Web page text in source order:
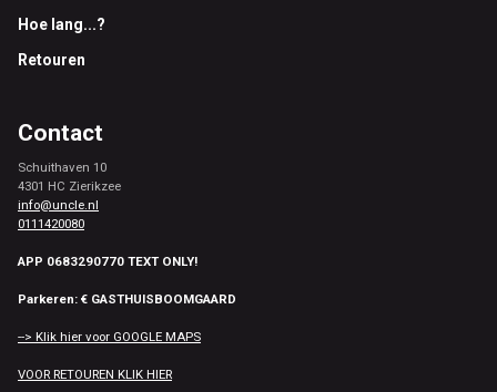
Hoe lang...?
Retouren
Contact
Schuithaven 10
4301 HC Zierikzee
info@uncle.nl
0111420080
APP 0683290770 TEXT ONLY!
Parkeren: € GASTHUISBOOMGAARD
--> Klik hier voor GOOGLE MAPS
VOOR RETOUREN KLIK HIER